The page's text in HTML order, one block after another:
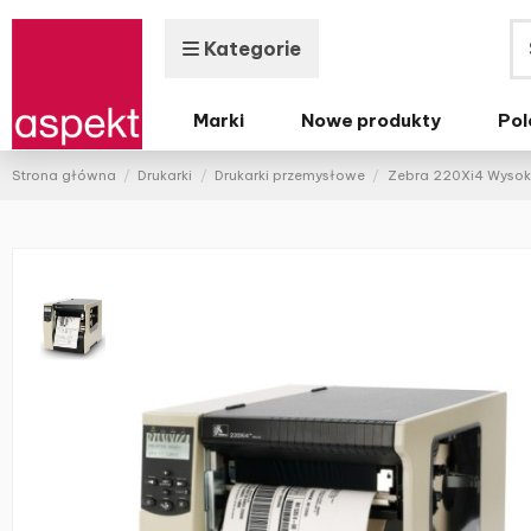
Kategorie
Marki Nowe produkty
Strona główna Drukarki Drukarki przemysłowe Zebra 220Xi4